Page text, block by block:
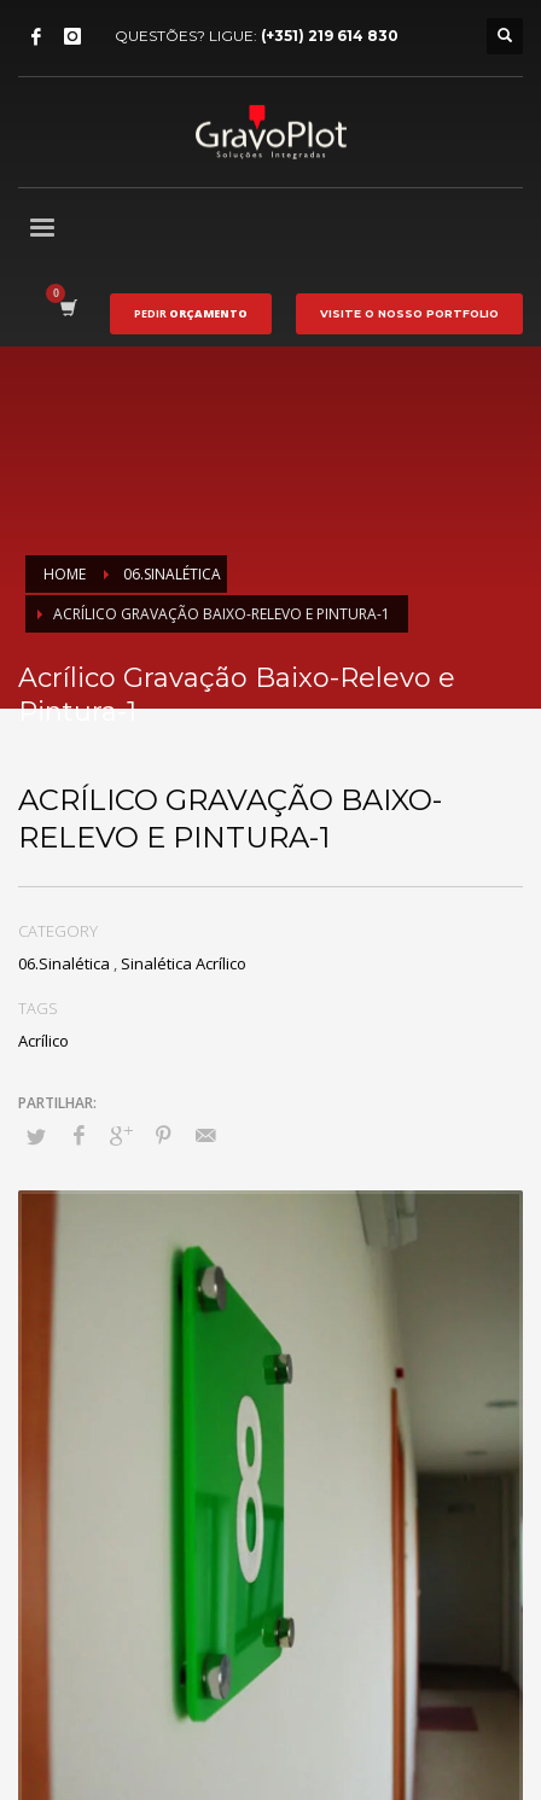
QUESTÕES? LIGUE: (+351) 219 614 830
PEDIR ORÇAMENTO VISITE O NOSSO PORTFOLIO
HOME
06.SINALÉTICA
ACRÍLICO GRAVAÇÃO BAIXO-RELEVO E PINTURA-1
Acrílico Gravação Baixo-Relevo e
Pintura-1
ACRÍLICO GRAVAÇÃO BAIXO-
RELEVO E PINTURA-1
CATEGORY
06.Sinalética , Sinalética Acrílico
TAGS
Acrílico